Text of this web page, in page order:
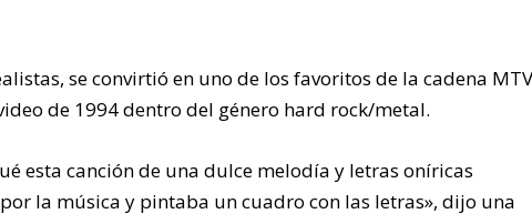
se convirtió en uno de los favoritos de la cadena
de 1994 dentro del género hard rock/metal.
esta canción de una dulce melodía y letras oníricas
la música y pintaba un cuadro con las letras», dijo una